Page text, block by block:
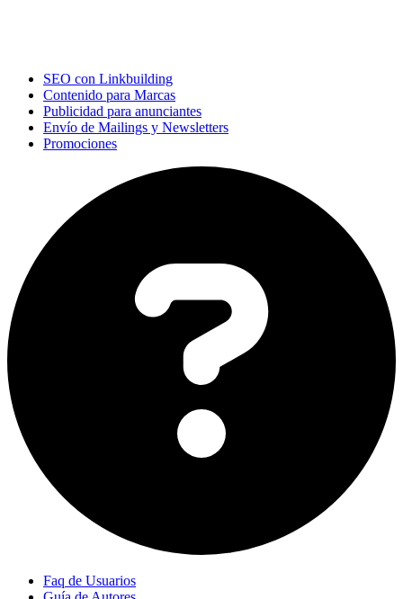
SEO con Linkbuilding
Contenido para Marcas
Publicidad para anunciantes
Envío de Mailings y Newsletters
Promociones
Faq de Usuarios